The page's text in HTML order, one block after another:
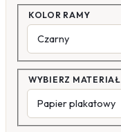
KOLOR RAMY
WYBIERZ MATERIAŁ